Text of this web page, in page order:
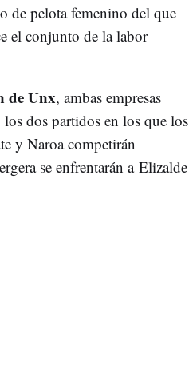
de pelota femenino del que
el conjunto de la labor
de Unx, ambas empresas
dos partidos en los que los
y Naroa competirán
se enfrentarán a Elizalde